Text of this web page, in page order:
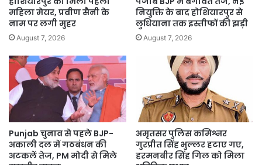
महिला मेयर, प्रवीण सैनी के
नाम पर लगी मुहर
August 7, 2026
नियुक्ति के बाद होशियारपुर से
लुधियाना तक इस्तीफों की झड़ी
August 7, 2026
Punjab चुनाव से पहले BJP-
अकाली दल में गठबंधन की
अटकलें तेज, PM मोदी से मिले
अमृतसर पुलिस कमिश्नर
गुरप्रीत सिंह भुल्लर हटाए गए,
हरमनबीर सिंह गिल को मिला